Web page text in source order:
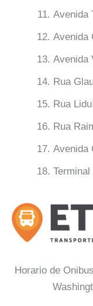
Avenida
Avenida
Avenida
Rua
Rua
Rua
Avenida
Horario de